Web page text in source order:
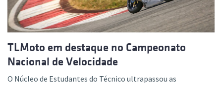
TLMoto em destaque no Campeonato
Nacional de Velocidade
O Núcleo de Estudantes do Técnico ultrapassou as